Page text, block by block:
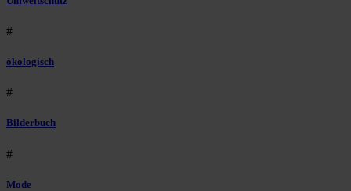
#
ökologisch
#
Bilderbuch
#
Mode